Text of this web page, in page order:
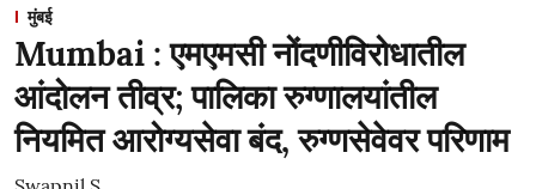
मुंबई
Mumbai : एमएमसी नोंदणीविरोधातील
आंदोलन तीव्र; पालिका रुग्णालयांतील
नियमित आरोग्यसेवा बंद, रुग्णसेवेवर परिणाम